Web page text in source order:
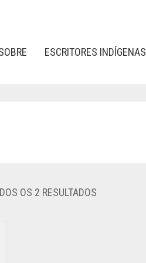
ESCRITORES INDÍGENAS
OS 2 RESULTADOS